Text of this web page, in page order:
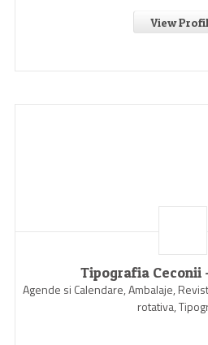
View
Tipografia Ceconii
Agende si Calendare, Ambalaje,
rotativa,